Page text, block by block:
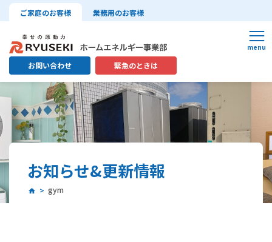
ご家庭のお客様 業務用のお客様
お問い合わせ 緊急のときは
お知らせ&更新情報
gym